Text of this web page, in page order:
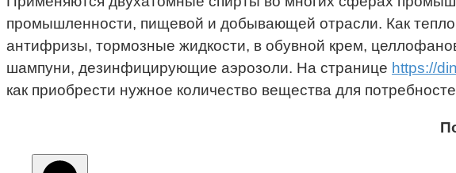
промышленности, пищевой и добывающей отрасли. Как
антифризы, тормозные жидкости, в обувной крем,
шампуни, дезинфицирующие аэрозоли. На странице https://
как приобрести нужное количество вещества для